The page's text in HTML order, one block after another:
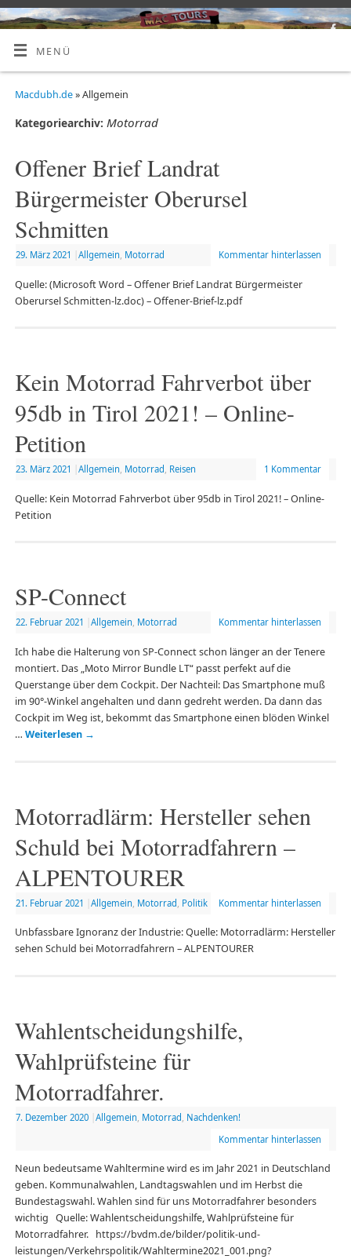
MENÜ
Macdubh.de» Allgemein
Kategoriearchiv: Motorrad
Offener Brief Landrat
Bürgermeister Oberursel
Schmitten
29. März 2021 Allgemein Motorrad Kommentar hinterlassen
Quelle: (Microsoft Word – Offener Brief Landrat Bürgermeister
Oberursel Schmitten-lz.doc) – Offener-Brief-lz.pdf
Kein Motorrad Fahrverbot über
95db in Tirol 2021! – Online-
Petition
23. März 2021 Allgemein, Motorrad, Reisen 1 Kommentar
Quelle: Kein Motorrad Fahrverbot über 95db in Tirol 2021! – Online-
Petition
SP-Connect
22. Februar 2021 Allgemein, Motorrad Kommentar hinterlassen
Ich habe die Halterung von SP-Connect schon länger an der Tenere
montiert. Das „Moto Mirror Bundle LT“ passt perfekt auf die
Querstange über dem Cockpit. Der Nachteil: Das Smartphone muß
im 90°-Winkel angehalten und dann gedreht werden. Da dann das
Cockpit im Weg ist, bekommt das Smartphone einen blöden Winkel
… Weiterlesen →
Motorradlärm: Hersteller sehen
Schuld bei Motorradfahrern –
ALPENTOURER
21. Februar 2021 Allgemein Motorrad Politik Kommentar hinterlassen
Unbfassbare Ignoranz der Industrie: Quelle: Motorradlärm: Hersteller
sehen Schuld bei Motorradfahrern – ALPENTOURER
Wahlentscheidungshilfe,
Wahlprüfsteine für
Motorradfahrer.
7. Dezember 2020 Allgemein Motorrad Nachdenken!
Kommentar hinterlassen
Neun bedeutsame Wahltermine wird es im Jahr 2021 in Deutschland
geben. Kommunalwahlen, Landtagswahlen und im Herbst die
Bundestagswahl. Wahlen sind für uns Motorradfahrer besonders
wichtig Quelle: Wahlentscheidungshilfe, Wahlprüfsteine für
Motorradfahrer. https://bvdm.de/bilder/politik-und-
leistungen/Verkehrspolitik/Wahltermine2021_001.png?